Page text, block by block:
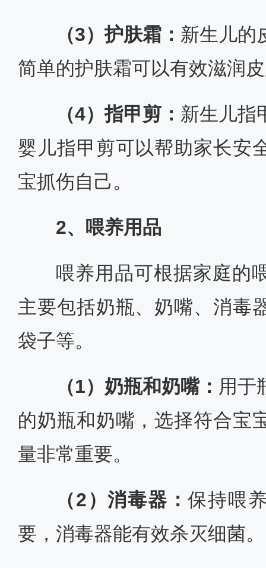
（3）护肤霜： 新生儿的
简单的护肤霜可以有效滋润
（4）指甲剪： 新生儿指
婴儿指甲剪可以帮助家长安
宝抓伤自己。
2、喂养用品
喂养用品可根据家庭的
主要包括奶瓶、奶嘴、消毒
袋子等。
（1）奶瓶和奶嘴： 用于
的奶瓶和奶嘴，选择符合宝
量非常重要。
（2）消毒器：保持喂
要，消毒器能有效杀灭细菌。